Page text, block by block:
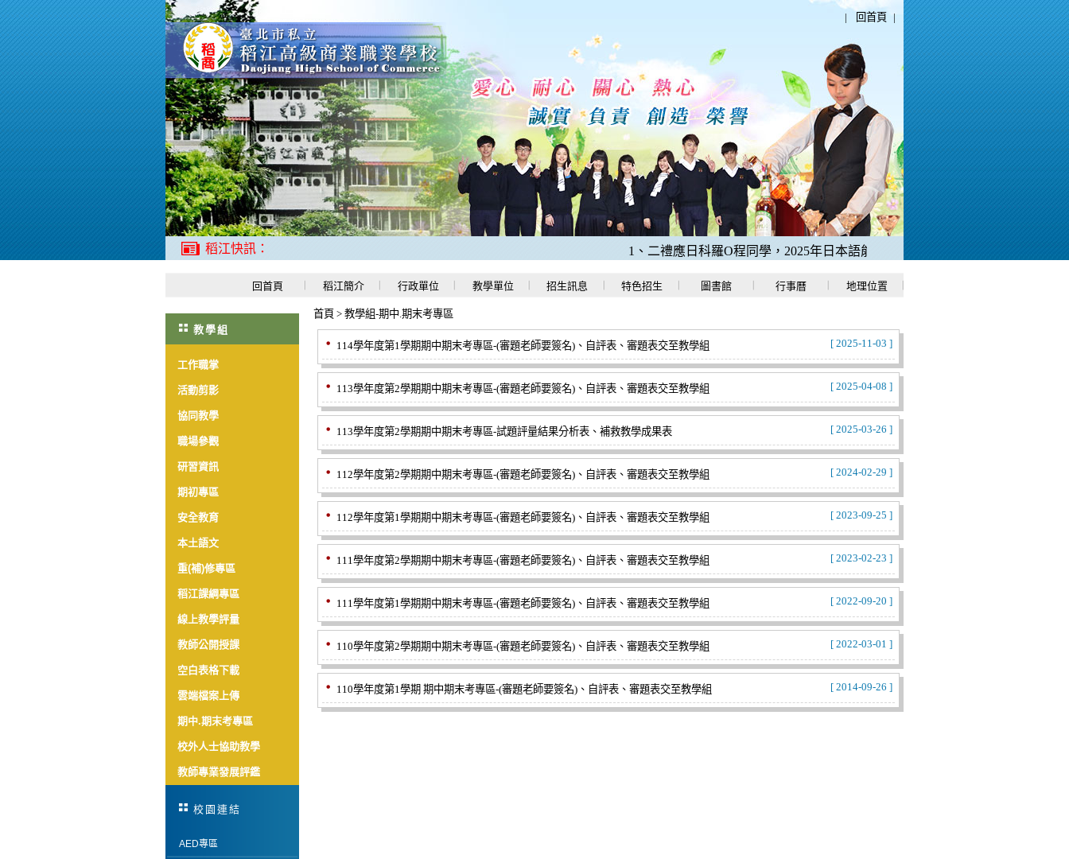
| 回首頁 |
稻江快訊： 1、二禮應日科羅O程同學，2025年日本語能力測驗「N1中考取滿分180分」。
回首頁 稻江簡介 行政單位 教學單位 招生訊息 特色招生 圖書館 行事曆 地理位置
教學組
工作職掌
活動剪影
協同教學
職場參觀
研習資訊
期初專區
安全教育
本土語文
重(補)修專區
稻江課綱專區
線上教學評量
教師公開授課
空白表格下載
雲端檔案上傳
期中.期末考專區
校外人士協助教學
教師專業發展評鑑
校園連結
AED專區
首頁 > 教學組-期中.期末考專區
[ 2025-11-03 ]
114學年度第1學期期中期末考專區-(審題老師要簽名)、自評表、審題表交至教學組
[ 2025-04-08 ]
113學年度第2學期期中期末考專區-(審題老師要簽名)、自評表、審題表交至教學組
[ 2025-03-26 ]
113學年度第2學期期中期末考專區-試題評量結果分析表、補救教學成果表
[ 2024-02-29 ]
112學年度第2學期期中期末考專區-(審題老師要簽名)、自評表、審題表交至教學組
[ 2023-09-25 ]
112學年度第1學期期中期末考專區-(審題老師要簽名)、自評表、審題表交至教學組
[ 2023-02-23 ]
111學年度第2學期期中期末考專區-(審題老師要簽名)、自評表、審題表交至教學組
[ 2022-09-20 ]
111學年度第1學期期中期末考專區-(審題老師要簽名)、自評表、審題表交至教學組
[ 2022-03-01 ]
110學年度第2學期期中期末考專區-(審題老師要簽名)、自評表、審題表交至教學組
[ 2014-09-26 ]
110學年度第1學期 期中期末考專區-(審題老師要簽名)、自評表、審題表交至教學組